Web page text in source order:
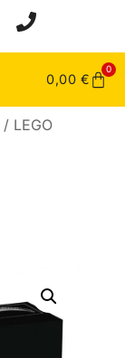
0,00 €
0
/ LEGO